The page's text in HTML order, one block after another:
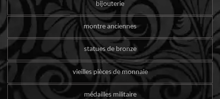
bijouterie
montre anciennes
statues de bronze
vieilles pièces de monnaie
médailles militaire